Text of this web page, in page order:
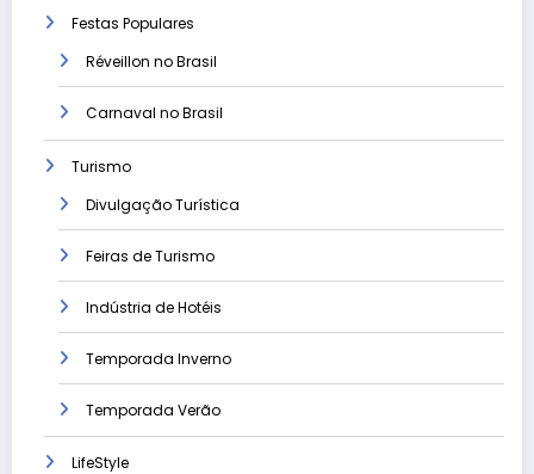
Festas Populares
Réveillon no Brasil
Carnaval no Brasil
Turismo
Divulgação Turística
Feiras de Turismo
Indústria de Hotéis
Temporada Inverno
Temporada Verão
LifeStyle